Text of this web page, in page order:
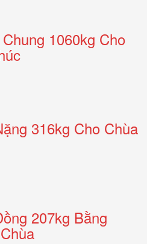
1060kg Cho
316kg Cho Chùa
207kg Bằng